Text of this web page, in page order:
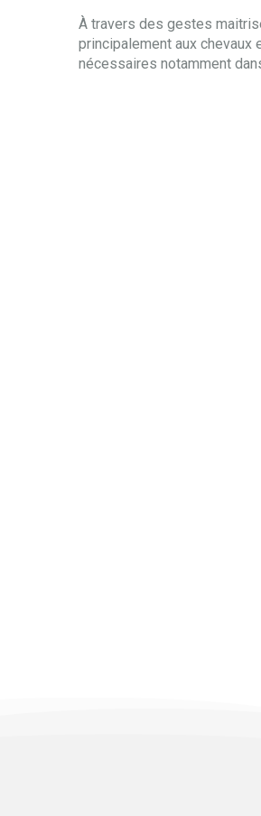
À travers des gestes
principalement aux
nécessaires notamment